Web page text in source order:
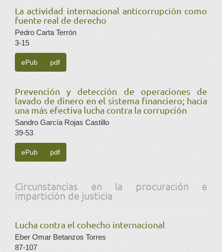
La actividad internacional anticorrupción como
fuente real de derecho
Pedro Carta Terrón
3-15
ePub pdf
Prevención y detección de operaciones de
lavado de dinero en el sistema financiero; hacia
una más efectiva lucha contra la corrupción
Sandro García Rojas Castillo
39-53
ePub pdf
Circunstancias en la procuración e
impartición de justicia
Lucha contra el cohecho internacional
Eber Omar Betanzos Torres
87-107